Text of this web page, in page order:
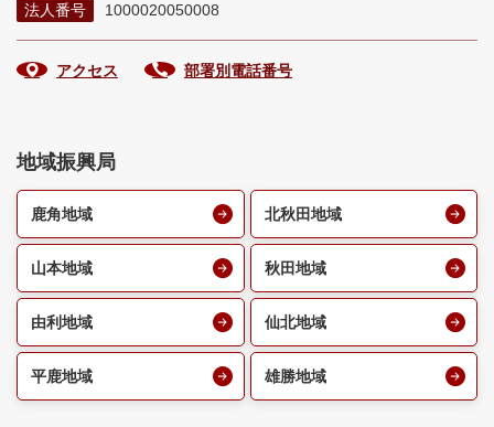
法人番号
1000020050008
アクセス 部署別電話番号
地域振興局
鹿角地域 北秋田地域
山本地域 秋田地域
由利地域 仙北地域
平鹿地域 雄勝地域